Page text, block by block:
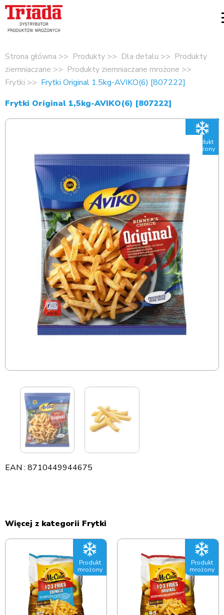
Strona główna Produkty Dla detalu
Produkty
ziemniaczane
Produkty ziemniaczane mrożone
Frytki
Frytki Original 1,5kg-AVIKO(6) [807222]
Frytki Original 1,5kg-AVIKO(6) [807222]
Produkt
mrożony
EAN : 8710449944675
Więcej z kategorii Frytki
Produkt
mrożony
Produkt
mrożony